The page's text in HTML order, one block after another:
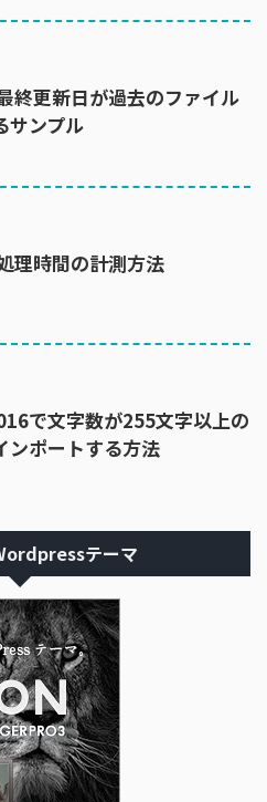
終更新日が過去のファイル
サンプル
理時間の計測方法
で文字数が255文字以上の
ンポートする方法
テーマ